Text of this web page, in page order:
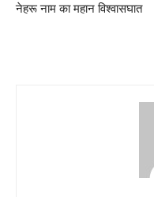
नेहरू नाम का महान विश्वासघात